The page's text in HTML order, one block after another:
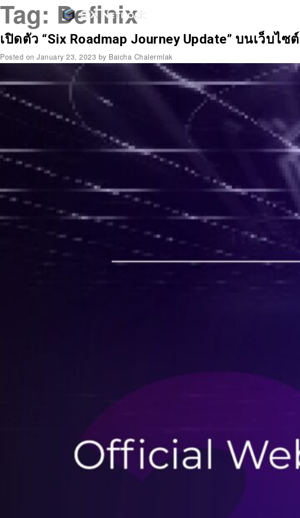
Tag: Definix
เปิดตัว “Six Roadmap Journey Update” บนเว็บไซ
Posted on January 23, 2023 by Baicha Chalermlak